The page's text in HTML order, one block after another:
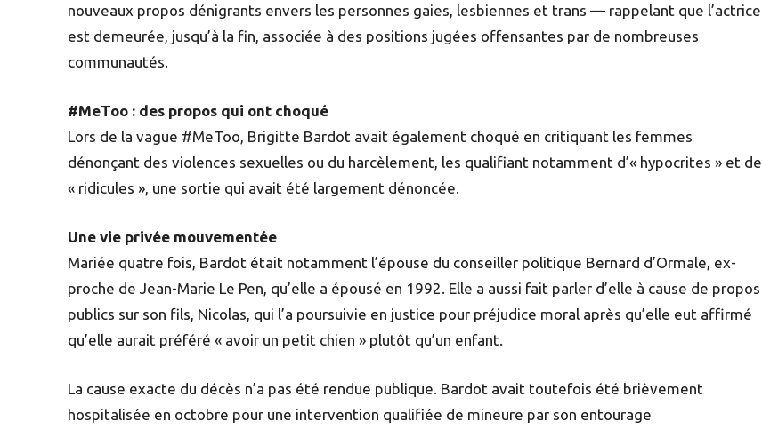
nouveaux propos dénigrants envers les personnes gaies, lesbiennes et trans — rappelant que l’actrice
est demeurée, jusqu’à la fin, associée à des positions jugées offensantes par de nombreuses
communautés.
#MeToo : des propos qui ont choqué
Lors de la vague #MeToo, Brigitte Bardot avait également choqué en critiquant les femmes
dénonçant des violences sexuelles ou du harcèlement, les qualifiant notamment d’« hypocrites » et de
« ridicules », une sortie qui avait été largement dénoncée.
Une vie privée mouvementée
Mariée quatre fois, Bardot était notamment l’épouse du conseiller politique Bernard d’Ormale, ex-
proche de Jean-Marie Le Pen, qu’elle a épousé en 1992. Elle a aussi fait parler d’elle à cause de propos
publics sur son fils, Nicolas, qui l’a poursuivie en justice pour préjudice moral après qu’elle eut affirmé
qu’elle aurait préféré « avoir un petit chien » plutôt qu’un enfant.
La cause exacte du décès n’a pas été rendue publique. Bardot avait toutefois été brièvement
hospitalisée en octobre pour une intervention qualifiée de mineure par son entourage